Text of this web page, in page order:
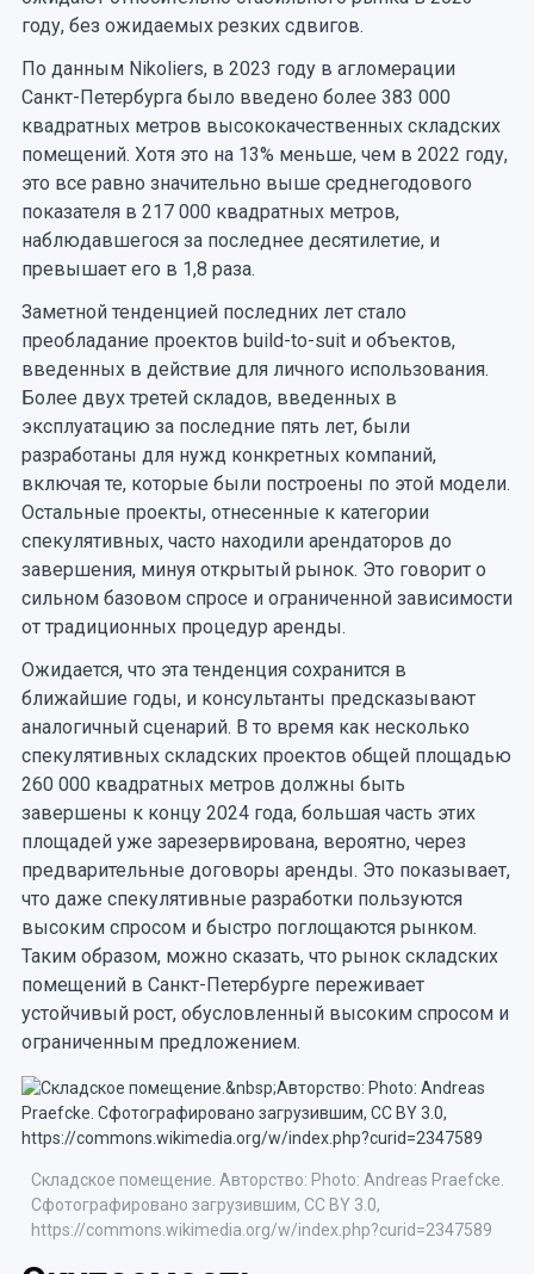
году, без ожидаемых резких сдвигов.
По данным Nikoliers, в 2023 году в агломерации
Санкт-Петербурга было введено более 383 000
квадратных метров высококачественных складских
помещений. Хотя это на 13% меньше, чем в 2022 году,
это все равно значительно выше среднегодового
показателя в 217 000 квадратных метров,
наблюдавшегося за последнее десятилетие, и
превышает его в 1,8 раза.
Заметной тенденцией последних лет стало
преобладание проектов build-to-suit и объектов,
введенных в действие для личного использования.
Более двух третей складов, введенных в
эксплуатацию за последние пять лет, были
разработаны для нужд конкретных компаний,
включая те, которые были построены по этой модели.
Остальные проекты, отнесенные к категории
спекулятивных, часто находили арендаторов до
завершения, минуя открытый рынок. Это говорит о
сильном базовом спросе и ограниченной зависимости
от традиционных процедур аренды.
Ожидается, что эта тенденция сохранится в
ближайшие годы, и консультанты предсказывают
аналогичный сценарий. В то время как несколько
спекулятивных складских проектов общей площадью
260 000 квадратных метров должны быть
завершены к концу 2024 года, большая часть этих
площадей уже зарезервирована, вероятно, через
предварительные договоры аренды. Это показывает,
что даже спекулятивные разработки пользуются
высоким спросом и быстро поглощаются рынком.
Таким образом, можно сказать, что рынок складских
помещений в Санкт-Петербурге переживает
устойчивый рост, обусловленный высоким спросом и
ограниченным предложением.
Складское помещение. Авторство: Photo: Andreas Praefcke.
Сфотографировано загрузившим, CC BY 3.0,
https://commons.wikimedia.org/w/index.php?curid=2347589